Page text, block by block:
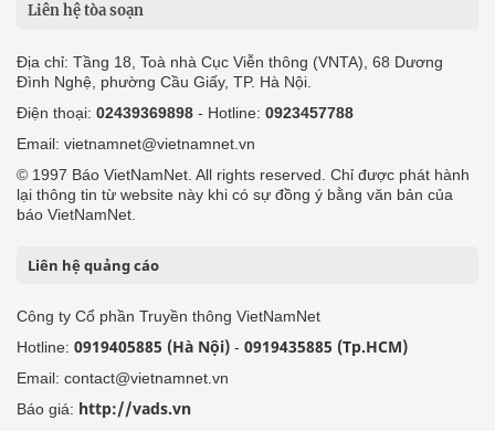
Liên hệ tòa soạn
Địa chỉ: Tầng 18, Toà nhà Cục Viễn thông (VNTA), 68 Dương
Đình Nghệ, phường Cầu Giấy, TP. Hà Nội.
Điện thoại: 02439369898 - Hotline: 0923457788
Email: vietnamnet@vietnamnet.vn
© 1997 Báo VietNamNet. All rights reserved. Chỉ được phát hành
lại thông tin từ website này khi có sự đồng ý bằng văn bản của
báo VietNamNet.
Liên hệ quảng cáo
Công ty Cổ phần Truyền thông VietNamNet
Hotline: 0919405885 (Hà Nội) - 0919435885 (Tp.HCM)
Email: contact@vietnamnet.vn
Báo giá: http://vads.vn